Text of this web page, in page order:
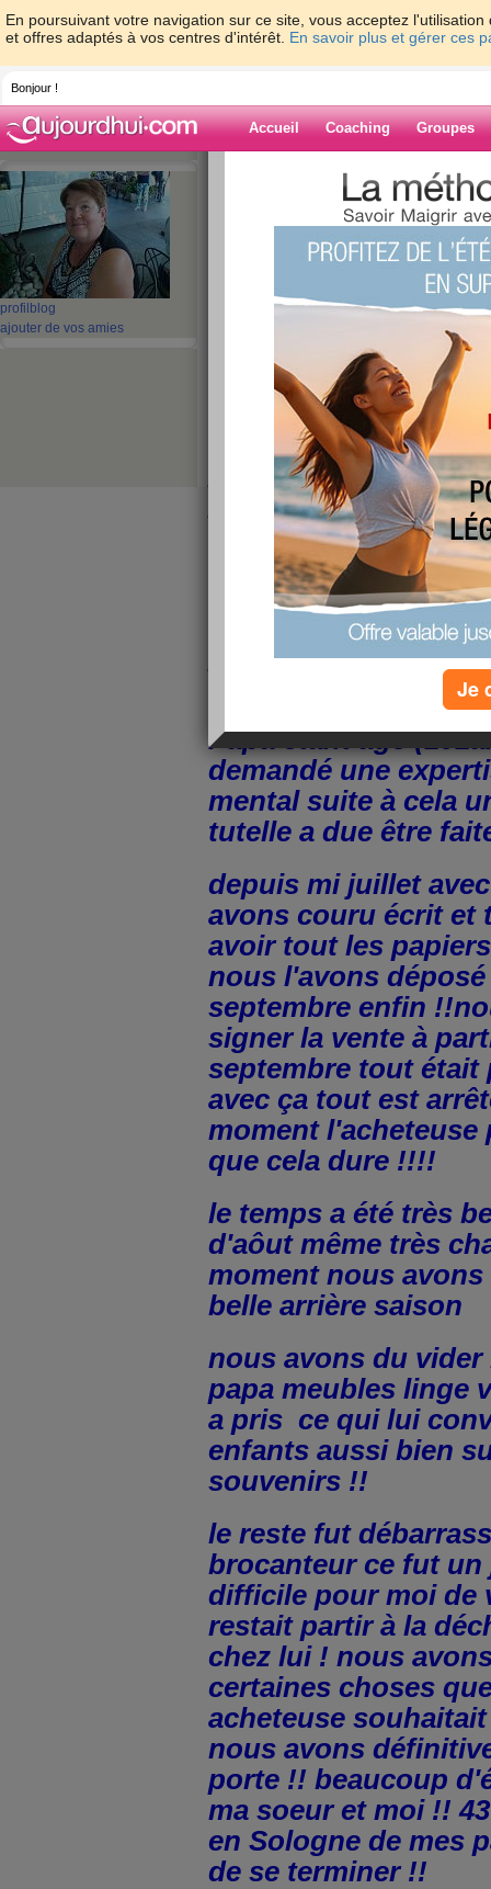
En poursuivant votre navigation sur ce site, vous acceptez
et offres adaptés à vos centres d'intérêt. En savoir plus et gérer ces
Bonjour !
Accueil Coaching Groupes
profil blog
ajouter de vos amies
> > SALUT
Blog de belier1
SALUT MES
EH OUI ME
pas oubliée loin de
pas le coeur ni le
faire un blog je n'ai
bon été
avons eu nos petits
de juillet car
pas mal de soucis
la maison de notre
Papa étant âgé
demandé une
mental suite à cela
tutelle a due être
depuis mi juillet
avons couru écrit et
avoir tout les
nous l'avons déposé
septembre enfin
signer la vente à
septembre tout était
avec ça tout est
moment l'acheteuse
que cela dure !!!!
le temps a été très
d'aôut même très
moment nous
belle arrière saison
nous avons du vider
papa meubles linge
a pris ce qui lui
enfants aussi bien
souvenirs !!
le reste fut
brocanteur ce fut
difficile pour moi de
restait partir à la
chez lui ! nous
certaines choses
acheteuse
nous avons
porte !! beaucoup
ma soeur et moi !!
en Sologne de mes
de se terminer !!
Je